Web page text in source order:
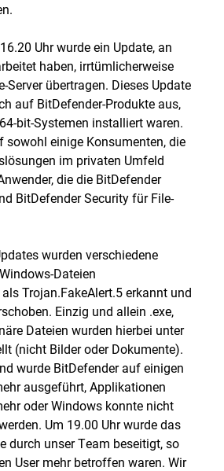
Uhr wurde ein Update, an
haben, irrtümlicherweise
Server übertragen. Dieses Update
auf BitDefender-Produkte aus,
bit-Systemen installiert waren.
sowohl einige Konsumenten, die
im privaten Umfeld
die die BitDefender
BitDefender Security für File-
wurden verschiedene
Dateien
Trojan.FakeAlert.5 erkannt und
Einzig und allein .exe,
Dateien wurden hierbei unter
(nicht Bilder oder Dokumente).
wurde BitDefender auf einigen
ausgeführt, Applikationen
oder Windows konnte nicht
Um 19.00 Uhr wurde das
durch unser Team beseitigt, so
User mehr betroffen waren. Wir